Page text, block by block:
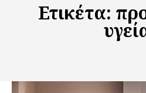
Ετικέτα: